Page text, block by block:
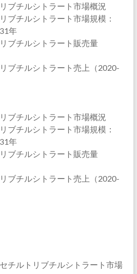
ブチルシトラート市場概況
ブチルシトラート市場規模：
年
ブチルシトラート販売量
ブチルシトラート売上（2020-
ブチルシトラート市場概況
ブチルシトラート市場規模：
年
ブチルシトラート販売量
ブチルシトラート売上（2020-
チルトリブチルシトラート市場